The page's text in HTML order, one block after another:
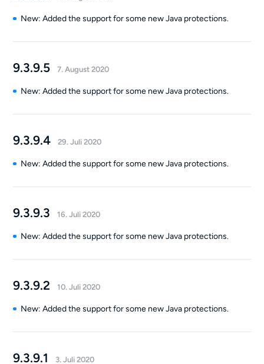
New: Added the support for some new Java protections.
9.3.9.5 7. August 2020
New: Added the support for some new Java protections.
9.3.9.4 29. Juli 2020
New: Added the support for some new Java protections.
9.3.9.3 16. Juli 2020
New: Added the support for some new Java protections.
9.3.9.2 10. Juli 2020
New: Added the support for some new Java protections.
9.3.9.1 3. Juli 2020